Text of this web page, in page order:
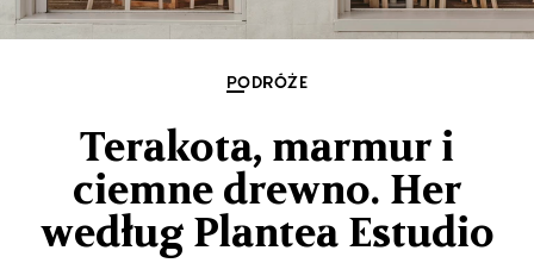
PODRÓŻE
Terakota, marmur i
ciemne drewno. Her
według Plantea Estudio